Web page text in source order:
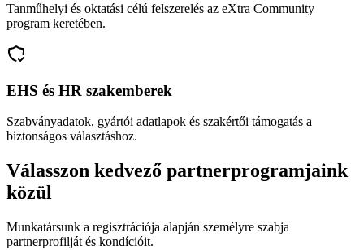
Tanműhelyi és oktatási célú felszerelés az eXtra Community
program keretében.
EHS és HR szakemberek
Szabványadatok, gyártói adatlapok és szakértői támogatás a
biztonságos választáshoz.
Válasszon kedvező partnerprogramjaink
közül
Munkatársunk a regisztrációja alapján személyre szabja
partnerprofilját és kondícióit.